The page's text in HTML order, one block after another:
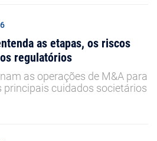
as etapas, os riscos
regulatórios
as operações de M&A para
principais cuidados societários